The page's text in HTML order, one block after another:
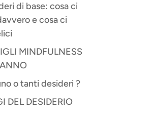
di base: cosa ci
e cosa ci
MINDFULNESS
o tanti desideri ?
DEL DESIDERIO